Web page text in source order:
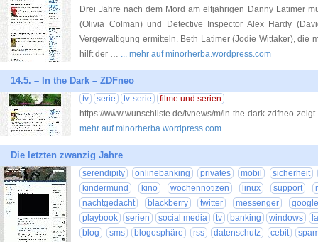
Drei Jahre nach dem Mord am elfjährigen Danny Latimer
(Olivia Colman) und Detective Inspector Alex Hardy
Vergewaltigung ermitteln. Beth Latimer (Jodie Wittaker), die
hilft der … ... mehr auf minorherba.wordpress.com
14.5. – In the Dark – ZDFneo
tv serie tv-serie
filme und serien
https://www.wunschliste.de/tvnews/m/in-the-dark-zdfneo-
mehr auf minorherba.wordpress.com
Die letzten zwanzig Jahre
serendipity onlinebanking privates mobil
sicherheit
kindermund
kino wochennotizen linux support
nachtgedacht
blackberry twitter messenger
google
playbook
serien social media tv banking windows
blog
sms blogosphäre rss datenschutz cebit